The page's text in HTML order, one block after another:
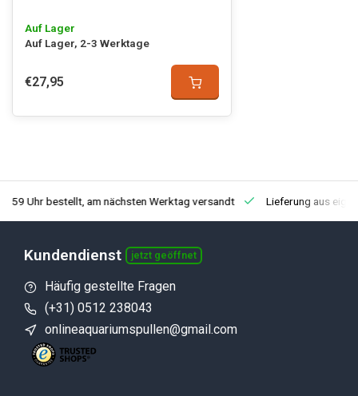
Auf Lager
Auf Lager, 2-3 Werktage
€27,95
Uhr bestellt, am nächsten Werktag versandt Lieferung aus
Kundendienst jetzt geöffnet
Häufig gestellte Fragen
(+31) 0512 238043
onlineaquariumspullen@gmail.com